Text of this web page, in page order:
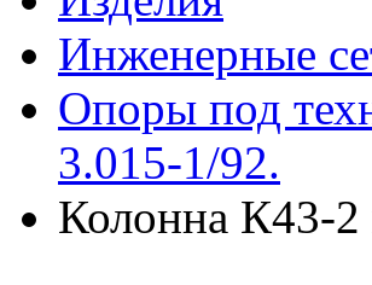
Инженерные
Опоры под
3.015-1/92.
Колонна К43-